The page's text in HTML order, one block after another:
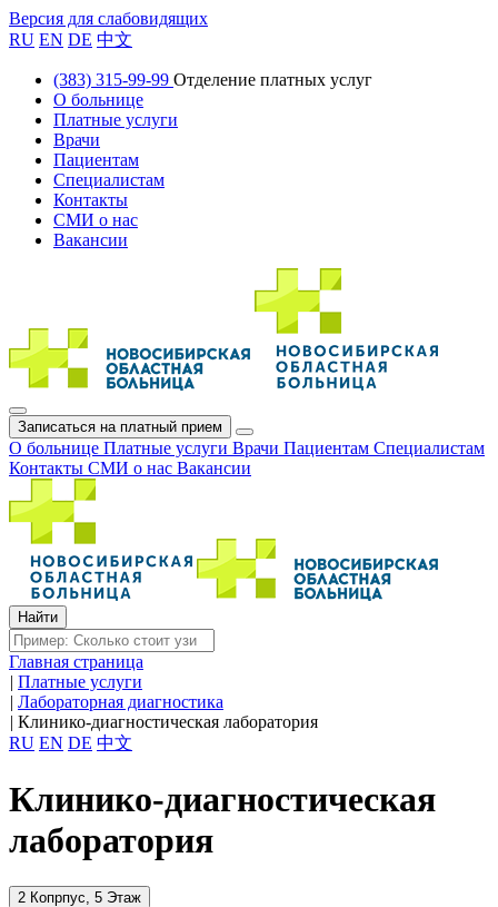
Версия для слабовидящих
RU EN DE 中文
(383) 315-99-99 Отделение платных услуг
О больнице
Платные услуги
Врачи
Пациентам
Специалистам
Контакты
СМИ о нас
Вакансии
Записаться на платный прием
О больнице Платные услуги Врачи Пациентам Специалистам
Контакты СМИ о нас Вакансии
Главная страница
| Платные услуги
| Лабораторная диагностика
| Клинико-диагностическая лаборатория
RU EN DE 中文
Клинико-диагностическая
лаборатория
2 Копрпус, 5 Этаж